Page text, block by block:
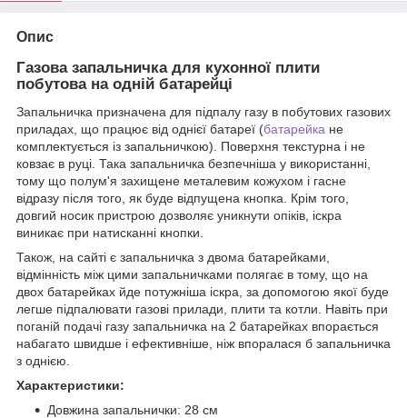
Опис
Газова запальничка для кухонної плити
побутова на одній батарейці
Запальничка призначена для підпалу газу в побутових газових
приладах, що працює від однієї батареї (батарейка не
комплектується із запальничкою). Поверхня текстурна і не
ковзає в руці. Така запальничка безпечніша у використанні,
тому що полум'я захищене металевим кожухом і гасне
відразу після того, як буде відпущена кнопка. Крім того,
довгий носик пристрою дозволяє уникнути опіків, іскра
виникає при натисканні кнопки.
Також, на сайті є запальничка з двома батарейками,
відмінність між цими запальничками полягає в тому, що на
двох батарейках йде потужніша іскра, за допомогою якої буде
легше підпалювати газові прилади, плити та котли. Навіть при
поганій подачі газу запальничка на 2 батарейках впорається
набагато швидше і ефективніше, ніж впоралася б запальничка
з однією.
Характеристики:
Довжина запальнички: 28 см